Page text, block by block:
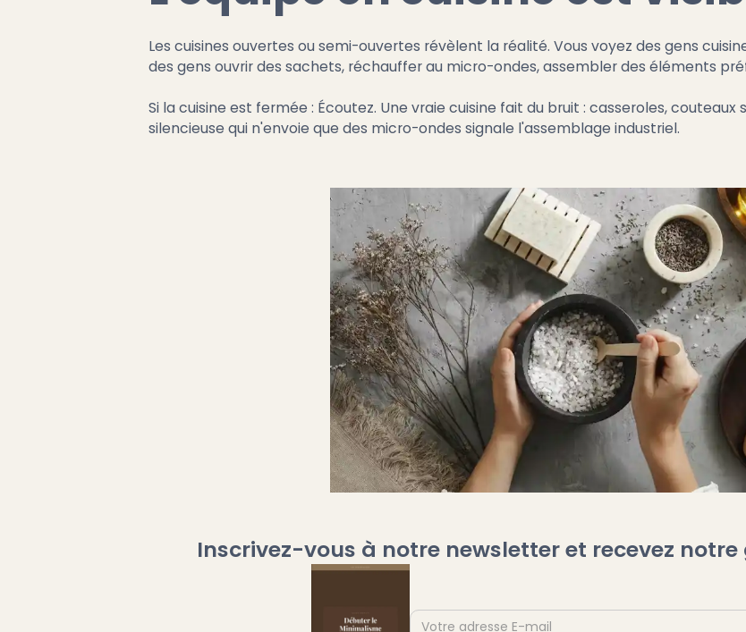
Les cuisines ouvertes ou semi-ouvertes révèlent la réalité. Vous voyez des gens
des gens ouvrir des sachets, réchauffer au micro-ondes, assembler des éléments
Si la cuisine est fermée : Écoutez. Une vraie cuisine fait du bruit : casseroles, couteaux
silencieuse qui n'envoie que des micro-ondes signale l'assemblage industriel.
Inscrivez-vous à notre newsletter et recevez